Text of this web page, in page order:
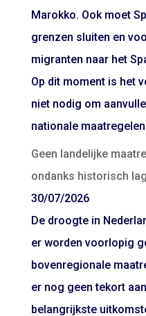
Marokko. Ook moet
grenzen sluiten en
migranten naar het
Op dit moment is het
niet nodig om
nationale
Geen landelijke
ondanks historisch
30/07/2026
De droogte in
er worden voorlopig
bovenregionale
er nog geen tekort
belangrijkste